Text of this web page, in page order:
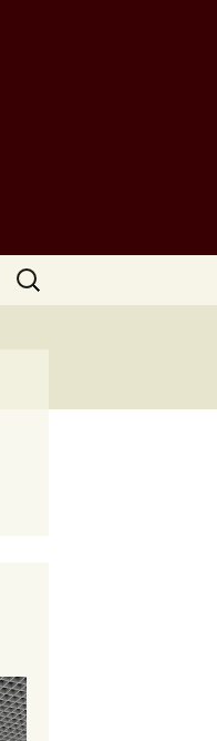
Suchen
nach: